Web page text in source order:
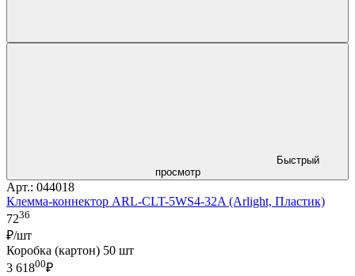
Быстрый
просмотр
Арт.: 044018
Клемма-коннектор ARL-CLT-5WS4-32A (Arlight, Пластик)
7236
₽/шт
Коробка (картон) 50 шт
3 61800₽